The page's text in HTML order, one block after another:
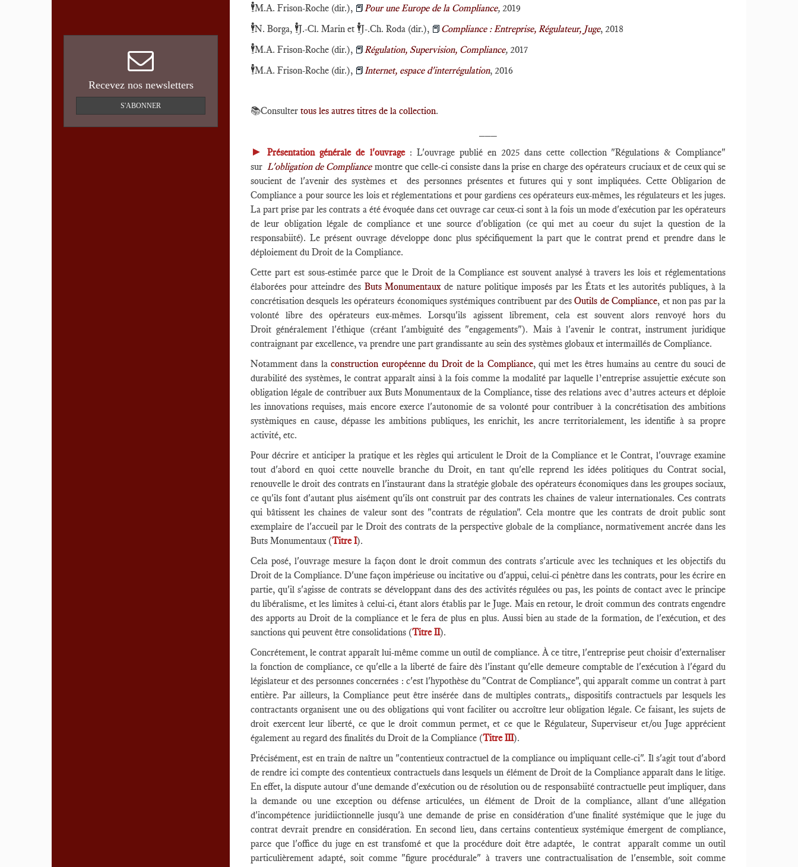
Recevez nos newsletters
S'ABONNER
🕴️M.A. Frison-Roche (dir.), 📕Pour une Europe de la Compliance, 2019
🕴️N. Borga, 🕴️J.-Cl. Marin et 🕴️J-.Ch. Roda (dir.), 📕 Compliance : Entreprise, Régulateur, Juge, 2018
🕴️M.A. Frison-Roche (dir.), 📕Régulation, Supervision, Compliance, 2017
🕴️M.A. Frison-Roche (dir.), 📕Internet, espace d'interrégulation, 2016
📚Consulter tous les autres titres de la collection.
►Présentation générale de l'ouvrage: L'ouvrage publié en 2025 dans cette collection "Régulations & Compliance"
surL'obligation de Compliancemontre que celle-ci consiste dans la prise en charge des opérateurs cruciaux et de ceux qui se
soucient de l'avenir des systèmes et des personnes présentes et futures qui y sont impliquées. Cette Obligarion de
Compliance a pour source les lois et réglementations et pour gardiens ces opérateurs eux-mêmes, les régulateurs et les juges.
La part prise par les contrats a été évoquée dans cet ouvrage car ceux-ci sont à la fois un mode d'exécution par les opérateurs
de leur obligation légale de compliance et une source d'obligation (ce qui met au coeur du sujet la question de la
responsabiité). Le présent ouvrage développe donc plus spécifiquement la part que le contrat prend et prendre dans le
déploiement du Droit de la Compliance.
Cette part est sous-estimée parce que le Droit de la Compliance est souvent analysé à travers les lois et réglementations
élaborées pour atteindre des Buts Monumentauxde nature politique imposés par les États et les autorités publiques, à la
concrétisation desquels les opérateurs économiques systémiques contribuent par desOutils de Compliance, et non pas par la
volonté libre des opérateurs eux-mêmes. Lorsqu'ils agissent librement, cela est souvent alors renvoyé hors du
Droit généralement l'éthique (créant l'ambiguité des "engagements"). Mais à l'avenir le contrat, instrument juridique
contraignant par excellence, va prendre une part grandissante au sein des systèmes globaux et intermaillés de Compliance.
Notamment dans laconstruction européenne du Droit de la Compliance, qui met les êtres humains au centre du souci de
durabilité des systèmes, le contrat apparaît ainsi à la fois comme la modalité par laquelle l’entreprise assujettie exécute son
obligation légale de contribuer aux Buts Monumentaux de la Compliance, tisse des relations avec d’autres acteurs et déploie
les innovations requises, mais encore exerce l'autonomie de sa volonté pour contribuer à la concrétisation des ambitions
systèmiques en cause, dépasse les ambitions publiques, les enrichit, les ancre territorialement, les identifie à sa propre
activité, etc.
Pour décrire et anticiper la pratique et les règles qui articulent le Droit de la Compliance et le Contrat, l'ouvrage examine
tout d'abord en quoi cette nouvelle branche du Droit, en tant qu'elle reprend les idées politiques du Contrat social,
renouvelle le droit des contrats en l'instaurant dans la stratégie globale des opérateurs économiques dans les groupes sociaux,
ce qu'ils font d'autant plus aisément qu'ils ont construit par des contrats les chaines de valeur internationales. Ces contrats
qui bâtissent les chaines de valeur sont des "contrats de régulation". Cela montre que les contrats de droit public sont
exemplaire de l'accueil par le Droit des contrats de la perspective globale de la compliance, normativement ancrée dans les
Buts Monumentaux (Titre I).
Cela posé, l'ouvrage mesure la façon dont le droit commun des contrats s'articule avec les techniques et les objectifs du
Droit de la Compliance. D'une façon impérieuse ou incitative ou d'appui, celui-ci pénètre dans les contrats, pour les écrire en
partie, qu'il s'agisse de contrats se développant dans des des activités régulées ou pas, les points de contact avec le principe
du libéralisme, et les limites à celui-ci, étant alors établis par le Juge. Mais en retour, le droit commun des contrats engendre
des apports au Droit de la compliance et le fera de plus en plus. Aussi bien au stade de la formation, de l'exécution, et des
sanctions qui peuvent être consolidations (Titre II).
Concrétement, le contrat apparaît lui-même comme un outil de compliance. À ce titre, l'entreprise peut choisir d'externaliser
la fonction de compliance, ce qu'elle a la liberté de faire dès l'instant qu'elle demeure comptable de l'exécution à l'égard du
législateur et des personnes concernées : c'est l'hypothèse du "Contrat de Compliance", qui apparaît comme un contrat à part
entière. Par ailleurs, la Compliance peut être insérée dans de multiples contrats,, dispositifs contractuels par lesquels les
contractants organisent une ou des obligations qui vont faciliter ou accroître leur obligation légale. Ce faisant, les sujets de
droit exercent leur liberté, ce que le droit commun permet, et ce que le Régulateur, Superviseur et/ou Juge apprécient
également au regard des finalités du Droit de la Compliance (Titre III).
Précisément, est en train de naître un "contentieux contractuel de la compliance ou impliquant celle-ci". Il s'agit tout d'abord
de rendre ici compte des contentieux contractuels dans lesquels un élément de Droit de la Compliance apparaît dans le litige.
En effet, la dispute autour d'une demande d'exécution ou de résolution ou de responsabiité contractuelle peut impliquer, dans
la demande ou une exception ou défense articulées, un élément de Droit de la compliance, allant d'une allégation
d'incompétence juridiictionnelle jusqu'à une demande de prise en considération d'une finalité systémique que le juge du
contrat devrait prendre en considération. En second lieu, dans certains contentieux systémique émergent de compliance,
parce que l'office du juge en est transfomé et que la procédure doit être adaptée, le contrat apparaît comme un outil
particulièrement adapté, soit comme "figure procédurale" à travers une contractualisation de l'ensemble, soit comme